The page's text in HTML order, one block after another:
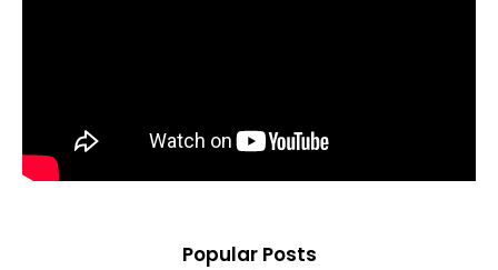
Popular Posts